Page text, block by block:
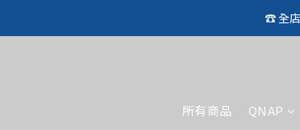
所有商品 QNAP